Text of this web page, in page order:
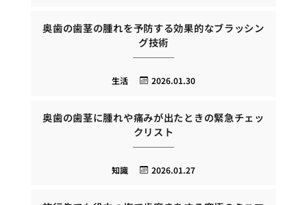
奥歯の歯茎の腫れを予防する効果的なブラッシン
グ技術
2026.01.30
生活
奥歯の歯茎に腫れや痛みが出たときの緊急チェッ
クリスト
2026.01.27
知識